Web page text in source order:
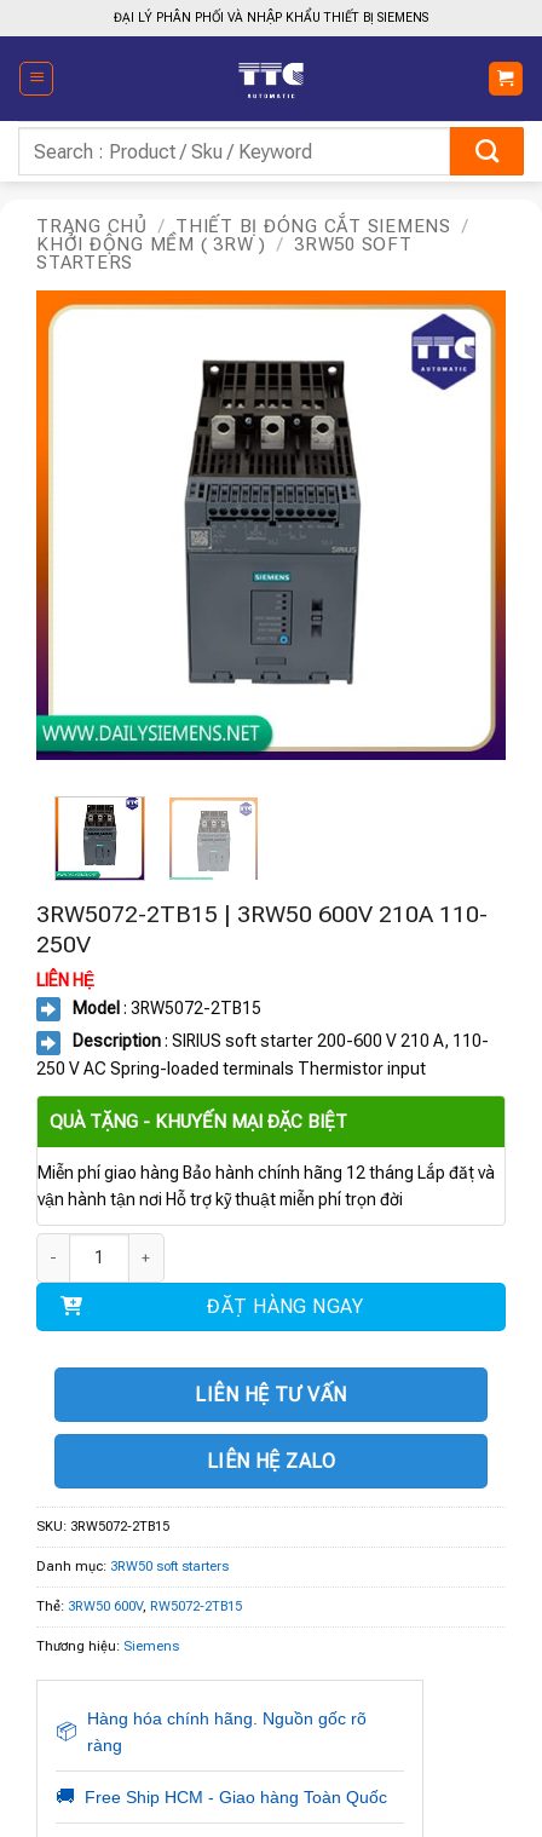
qua
nội
dung
ĐẠI LÝ PHÂN PHỐI VÀ NHẬP KHẨU THIẾT BỊ SIEMENS
kiếm:
TRANG CHỦ / THIẾT BỊ ĐÓNG CẮT SIEMENS
/
KHỞI ĐỘNG MỀM ( 3RW )
/ 3RW50 SOFT
STARTERS
3RW5072-2TB15 | 3RW50 600V 210A 110-
250V
LIÊN HỆ
Model : 3RW5072-2TB15
Description: SIRIUS soft starter 200-600 V 210 A, 110-
250 V AC Spring-loaded terminals Thermistor input
QUÀ TẶNG - KHUYẾN MẠI ĐẶC BIỆT
Miễn phí giao hàng Bảo hành chính hãng 12 tháng Lắp đặt và
vận hành tận nơi Hỗ trợ kỹ thuật miễn phí trọn đời
ĐẶT HÀNG NGAY
LIÊN HỆ TƯ VẤN
LIÊN HỆ ZALO
SKU: 3RW5072-2TB15
Danh mục: 3RW50 soft starters
Thẻ: 3RW50 600V, RW5072-2TB15
Thương hiệu: Siemens
📦
Hàng hóa chính hãng. Nguồn gốc rõ
ràng
🚚 Free Ship HCM - Giao hàng Toàn Quốc